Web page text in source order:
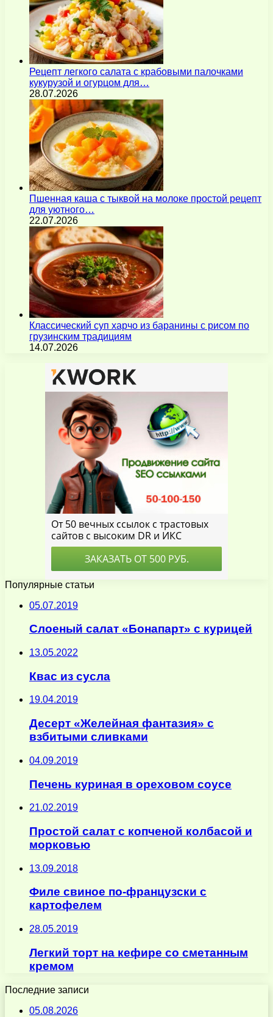
Рецепт легкого салата с крабовыми палочками
кукурузой и огурцом для…
28.07.2026
Пшенная каша с тыквой на молоке простой рецепт
для уютного…
22.07.2026
Классический суп харчо из баранины с рисом по
грузинским традициям
14.07.2026
Популярные статьи
05.07.2019
Слоеный салат «Бонапарт» с курицей
13.05.2022
Квас из сусла
19.04.2019
Десерт «Желейная фантазия» с
взбитыми сливками
04.09.2019
Печень куриная в ореховом соусе
21.02.2019
Простой салат с копченой колбасой и
морковью
13.09.2018
Филе свиное по-французски с
картофелем
28.05.2019
Легкий торт на кефире со сметанным
кремом
Последние записи
05.08.2026